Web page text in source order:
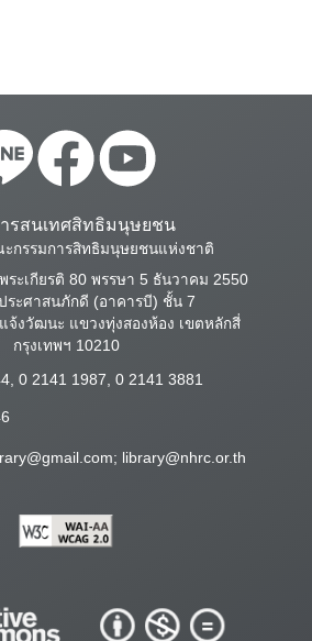
รสนเทศสิทธิมนุษยชน
กรรมการสิทธิมนุษยชนแห่งชาติ
ระเกียรติ 80 พรรษา 5 ธันวาคม 2550
ระศาสนภักดี (อาคารบี) ชั้น 7
จ้งวัฒนะ แขวงทุ่งสองห้อง เขตหลักสี่
กรุงเทพฯ 10210
0 2141 1987, 0 2141 3881
library@nhrc.or.th